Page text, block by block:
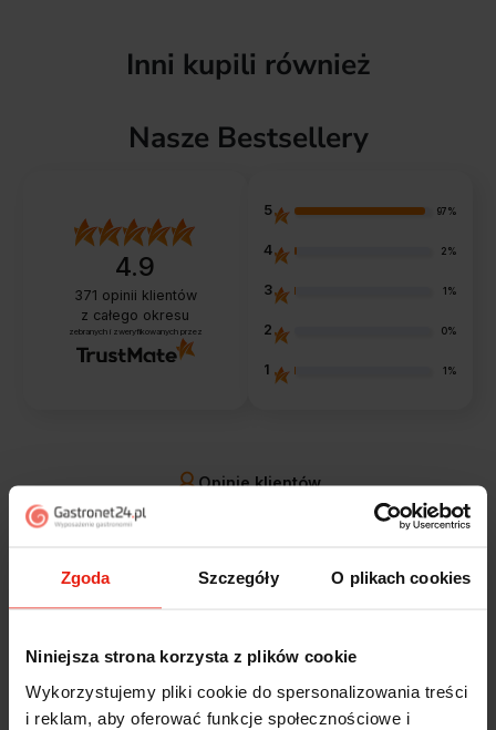
Zgoda Szczegóły O plikach cookies
Niniejsza strona korzysta z plików cookie
Wykorzystujemy pliki cookie do spersonalizowania treści
i reklam, aby oferować funkcje społecznościowe i
Inni kupili również
Nasze Bestsellery
4.9
371 opinii klientów
z całego okresu
zebranych i zweryfikowanych przez
5 97%
4 2%
3 1%
2 0%
1 1%
Opinie klientów
filtry
5
Jestem zaskoczona, że ta paczka dotarła do mnie tak
szybko. Paczka dotarła cała i zdrowa. Szybko,